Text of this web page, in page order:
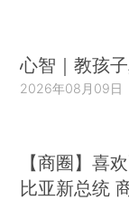
心智｜教孩
2026年08月09日
【商圈】喜
比亚新总统